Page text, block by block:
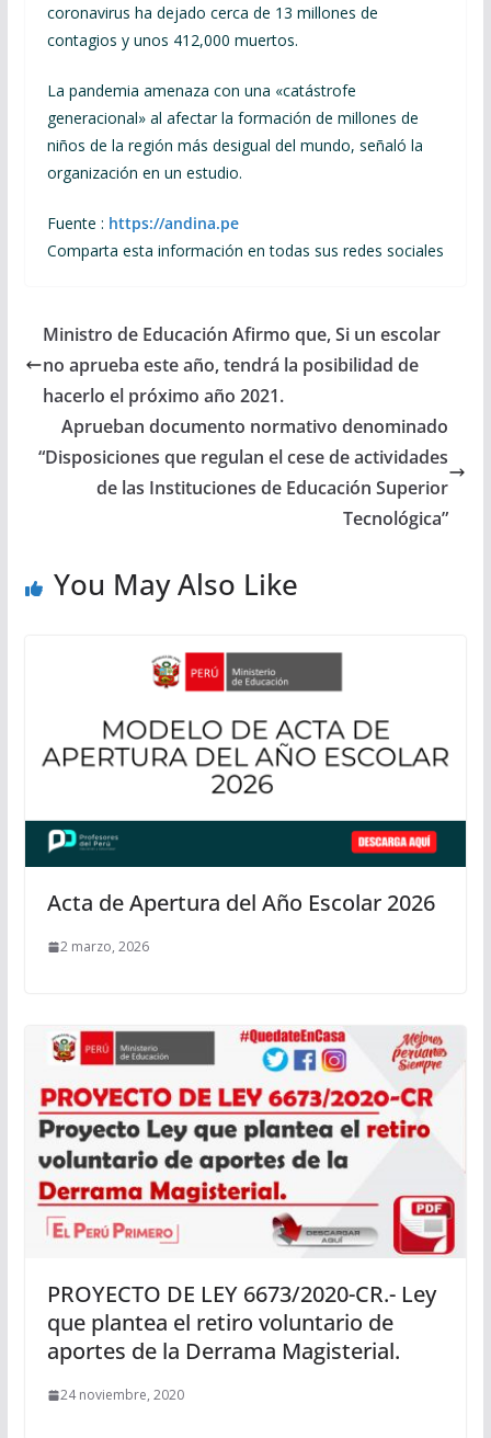
coronavirus ha dejado cerca de 13 millones de
contagios y unos 412,000 muertos.
La pandemia amenaza con una «catástrofe
generacional» al afectar la formación de millones de
niños de la región más desigual del mundo, señaló la
organización en un estudio.
Fuente : https://andina.pe
Comparta esta información en todas sus redes sociales
Ministro de Educación Afirmo que, Si un escolar
no aprueba este año, tendrá la posibilidad de
hacerlo el próximo año 2021.
Aprueban documento normativo denominado
“Disposiciones que regulan el cese de actividades
de las Instituciones de Educación Superior
Tecnológica”
You May Also Like
Acta de Apertura del Año Escolar 2026
2 marzo, 2026
PROYECTO DE LEY 6673/2020-CR.- Ley
que plantea el retiro voluntario de
aportes de la Derrama Magisterial.
24 noviembre, 2020